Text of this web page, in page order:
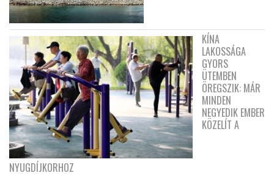
KÍNA
LAKOSSÁGA
GYORS
ÜTEMBEN
ÖREGSZIK: MÁR
MINDEN
NEGYEDIK EMBER
KÖZELÍT A
NYUGDÍJKORHOZ